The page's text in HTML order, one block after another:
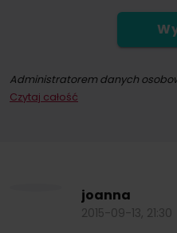
Administratorem danych
Dokonując zapisu na newsletter
Czytaj całość
joanna
2015-09-13, 21:30